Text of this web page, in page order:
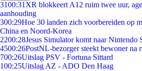
3100:31 XR blokkeert A12 ruim twee uur,
aanhouding
300:29Hoe 30 landen zich voorbereiden op
China en Noord-Korea
2200:28Jesus Simulator komt naar Nintendo
4500:26PostNL-bezorger steekt bewoner na
700:26Uitslag PSV - Fortuna Sittard
100:25Uitslag AZ - ADO Den Haag